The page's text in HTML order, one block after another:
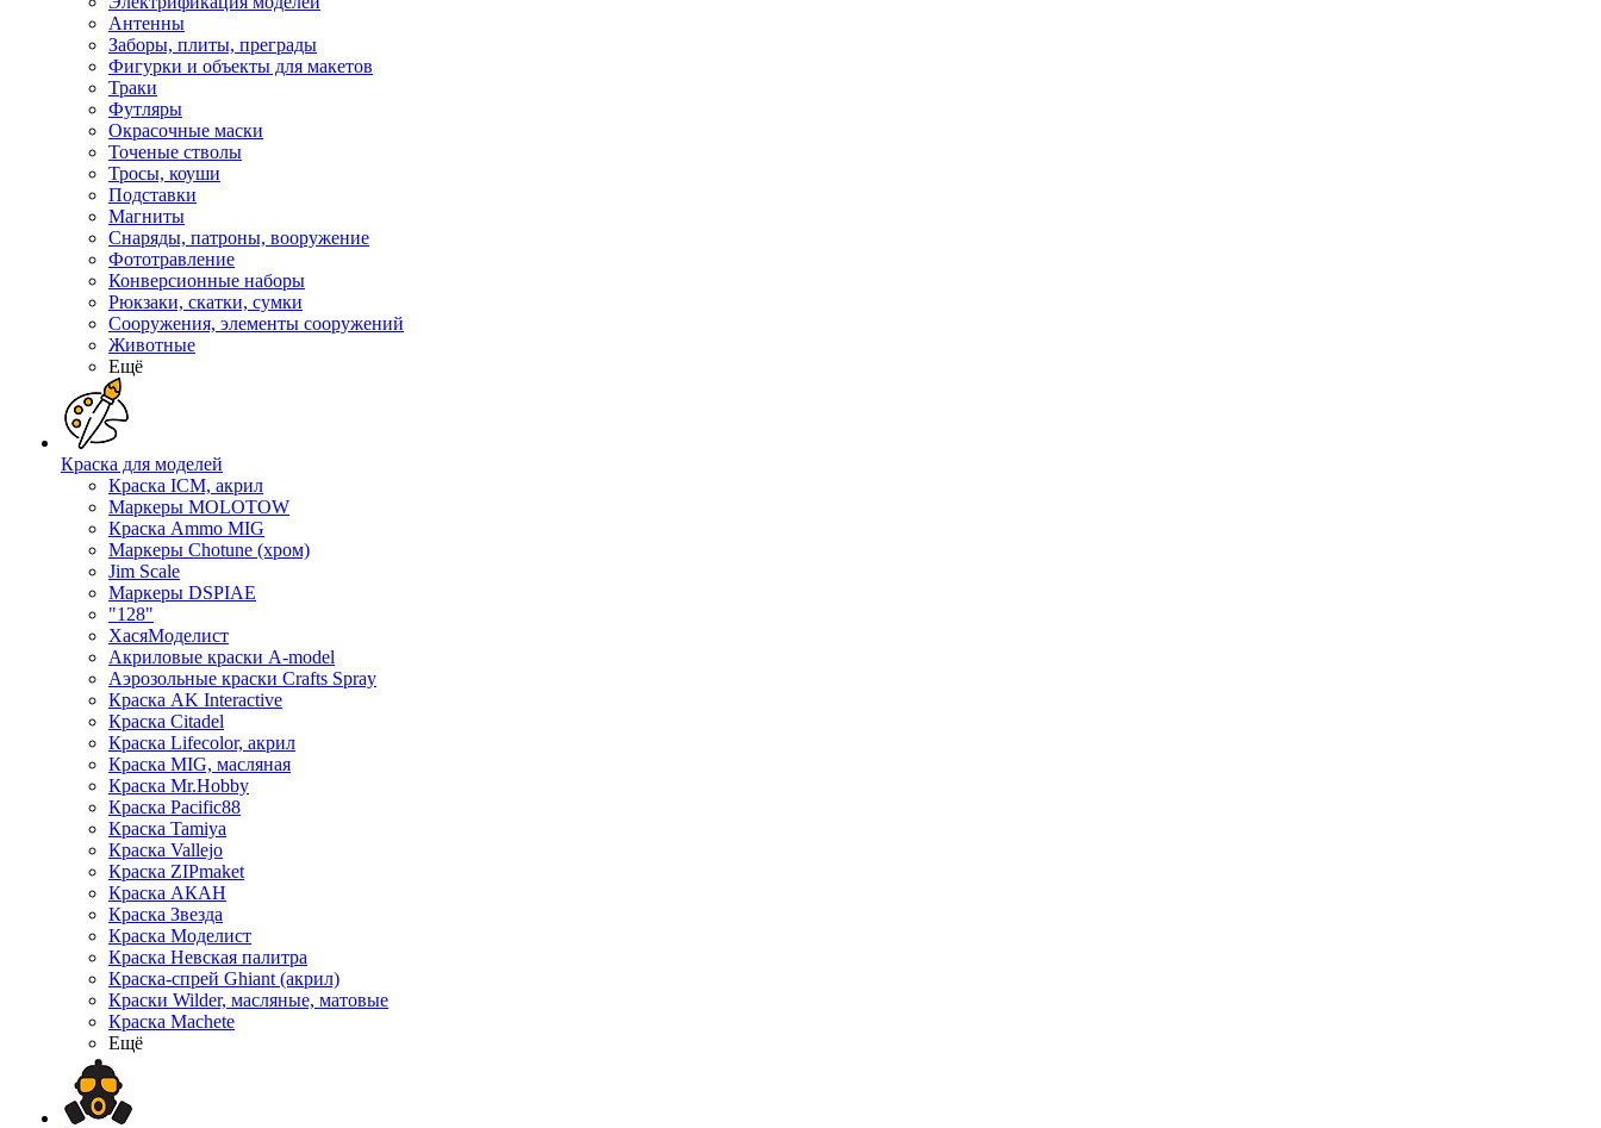
Антенны
Заборы, плиты, преграды
Фигурки и объекты для макетов
Траки
Футляры
Окрасочные маски
Точеные стволы
Тросы, коуши
Подставки
Магниты
Снаряды, патроны, вооружение
Фототравление
Конверсионные наборы
Рюкзаки, скатки, сумки
Сооружения, элементы сооружений
Животные
Ещё
Краска для моделей
Краска ICM, акрил
Маркеры MOLOTOW
Краска Ammo MIG
Маркеры Chotune (хром)
Jim Scale
Маркеры DSPIAE
"128"
ХасяМоделист
Акриловые краски A-model
Аэрозольные краски Crafts Spray
Краска AK Interactive
Краска Citadel
Краска Lifecolor, акрил
Краска MIG, масляная
Краска Mr.Hobby
Краска Pacific88
Краска Tamiya
Краска Vallejo
Краска ZIPmaket
Краска АКАН
Краска Звезда
Краска Моделист
Краска Невская палитра
Краска-спрей Ghiant (акрил)
Краски Wilder, масляные, матовые
Краска Machete
Ещё